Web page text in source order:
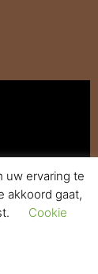
uw ervaring te
akkoord gaat,
Cookie